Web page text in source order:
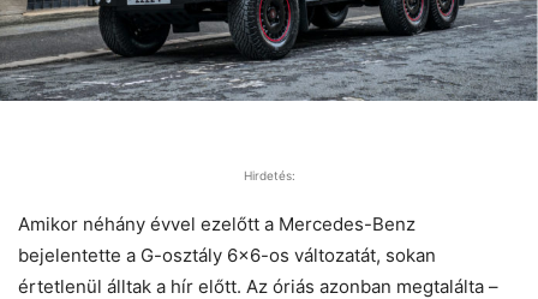
Hirdetés:
Amikor néhány évvel ezelőtt a Mercedes-Benz
bejelentette a G-osztály 6×6-os változatát, sokan
értetlenül álltak a hír előtt. Az óriás azonban megtalálta –